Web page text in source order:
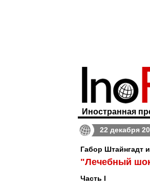
Иностранная
22 декабря
Габор Штайнгадт
"Лечебный
Часть I